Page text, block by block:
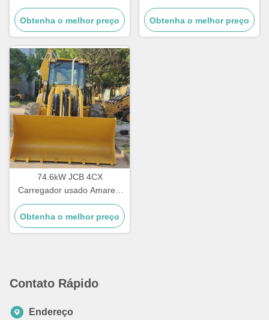
Carregador 204kW
Refrigeração por água
Carregadores de segunda
mão
Obtenha o melhor preço
de rodas usado 5 toneladas
Carga para agricultura
Obtenha o melhor preço
74.6kW JCB 4CX
Carregador usado Amarelo
4378kg Elevador Carregador
de retroescavadeira de
segunda mão Roda em
Obtenha o melhor preço
Contato Rápido
Endereço